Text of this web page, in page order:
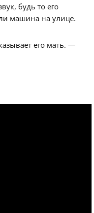
будь то его
машина на улице.
его мать. —